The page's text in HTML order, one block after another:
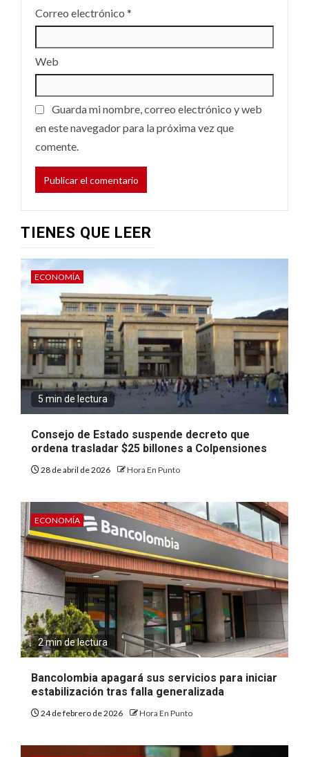
Correo electrónico *
Web
Guarda mi nombre, correo electrónico y web
en este navegador para la próxima vez que
comente.
TIENES QUE LEER
ECONOMÍA
5 min de lectura
Consejo de Estado suspende decreto que
ordena trasladar $25 billones a Colpensiones
28 de abril de 2026 Hora En Punto
ECONOMÍA
2 min de lectura
Bancolombia apagará sus servicios para iniciar
estabilización tras falla generalizada
24 de febrero de 2026 Hora En Punto